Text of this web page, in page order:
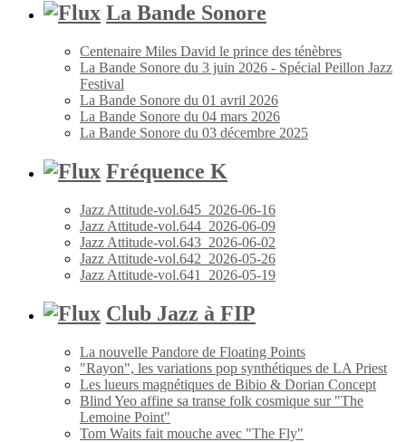
La Bande Sonore
Centenaire Miles David le prince des ténèbres
La Bande Sonore du 3 juin 2026 - Spécial Peillon Jazz
Festival
La Bande Sonore du 01 avril 2026
La Bande Sonore du 04 mars 2026
La Bande Sonore du 03 décembre 2025
Fréquence K
Jazz Attitude-vol.645_2026-06-16
Jazz Attitude-vol.644_2026-06-09
Jazz Attitude-vol.643_2026-06-02
Jazz Attitude-vol.642_2026-05-26
Jazz Attitude-vol.641_2026-05-19
Club Jazz à FIP
La nouvelle Pandore de Floating Points
"Rayon", les variations pop synthétiques de LA Priest
Les lueurs magnétiques de Bibio & Dorian Concept
Blind Yeo affine sa transe folk cosmique sur "The
Lemoine Point"
Tom Waits fait mouche avec "The Fly"